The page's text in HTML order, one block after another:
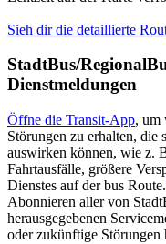
Sieh dir die detaillierte
StadtBus/
Dienstmeldungen
Öffne die Transit-App, um
Störungen zu erhalten, die
auswirken können, wie z.
Fahrtausfälle, größere
Dienstes auf der bus Route.
Abonnieren aller von
herausgegebenen
oder zukünftige Störungen